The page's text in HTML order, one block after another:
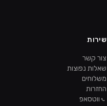
שירות
צור קשר
שאלות נפוצות
משלוחים
החזרות
ווטסאפ